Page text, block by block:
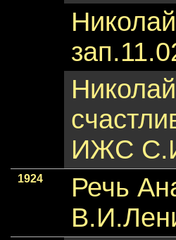
ИЖС
1924
Речь